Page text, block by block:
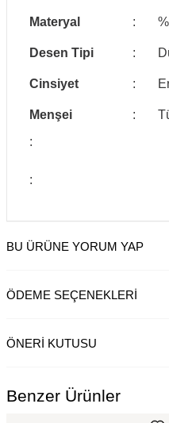
Materyal :
Desen Tipi :
Cinsiyet :
Menşei :
:
:
BU ÜRÜNE YORUM YAP
ÖDEME SEÇENEKLERI
ÖNERI KUTUSU
Benzer Ürünler